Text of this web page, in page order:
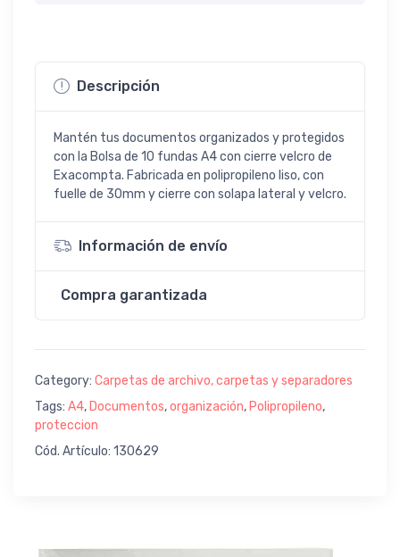
Descripción
Mantén tus documentos organizados y protegidos
con la Bolsa de 10 fundas A4 con cierre velcro de
Exacompta. Fabricada en polipropileno liso, con
fuelle de 30mm y cierre con solapa lateral y velcro.
Información de envío
Compra garantizada
Category: Carpetas de archivo, carpetas y separadores
Tags: A4, Documentos,organización, Polipropileno,
proteccion
Cód. Artículo: 130629